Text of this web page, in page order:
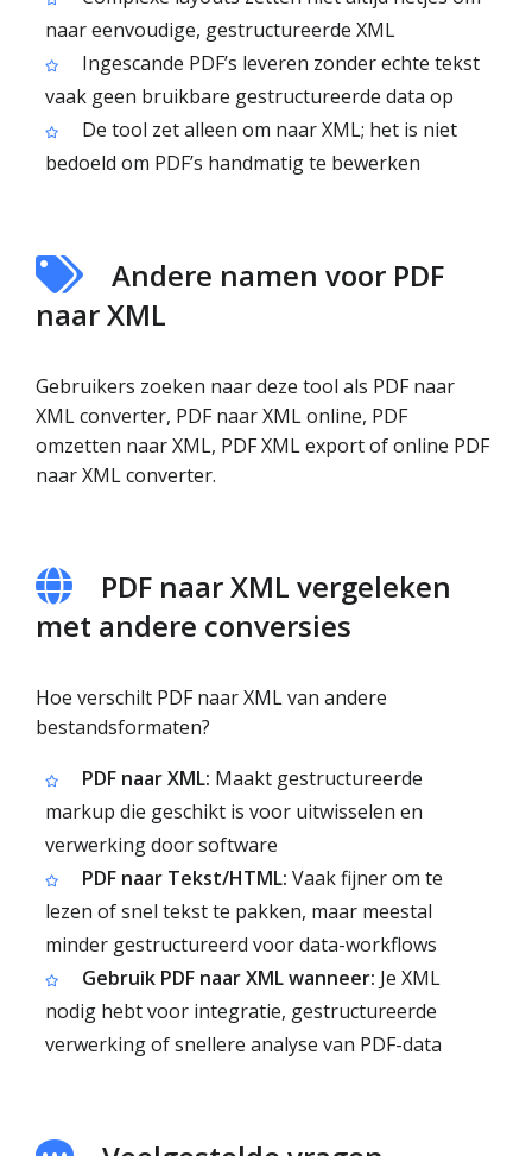
naar eenvoudige, gestructureerde XML
Ingescande PDF’s leveren zonder echte tekst
vaak geen bruikbare gestructureerde data op
De tool zet alleen om naar XML; het is niet
bedoeld om PDF’s handmatig te bewerken
Andere namen voor PDF
naar XML
Gebruikers zoeken naar deze tool als PDF naar
XML converter, PDF naar XML online, PDF
omzetten naar XML, PDF XML export of online PDF
naar XML converter.
PDF naar XML vergeleken
met andere conversies
Hoe verschilt PDF naar XML van andere
bestandsformaten?
PDF naar XML: Maakt gestructureerde
markup die geschikt is voor uitwisselen en
verwerking door software
PDF naar Tekst/HTML: Vaak fijner om te
lezen of snel tekst te pakken, maar meestal
minder gestructureerd voor data-workflows
Gebruik PDF naar XML wanneer: Je XML
nodig hebt voor integratie, gestructureerde
verwerking of snellere analyse van PDF-data